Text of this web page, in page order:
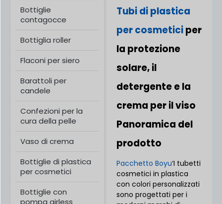
Bottiglie
contagocce
Bottiglia roller
Flaconi per siero
Barattoli per
candele
Confezioni per la
cura della pelle
Vaso di crema
Bottiglie di plastica
per cosmetici
Bottiglie con
pompa airless
Tubi di plastica
per cosmeticiper
la protezione
solare, il
detergente e la
crema per il viso
Panoramica del
prodotto
Pacchetto Boyu‘I tubetti
cosmetici in plastica
con colori personalizzati
sono progettati per i